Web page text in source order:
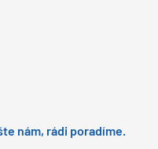
nám, rádi poradíme.